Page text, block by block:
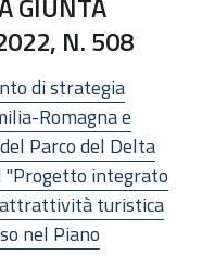
N. 508
di strategia
Romagna e
Parco del Delta
"Progetto integrato
turistica
nel Piano